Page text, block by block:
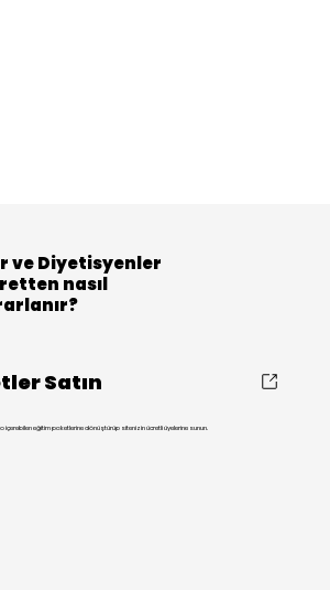
ve Diyetisyenler
nasıl
Satın
içerebilen eğitim paketlerine dönüştürüp sitenizin ücretli üyelerine sunun.